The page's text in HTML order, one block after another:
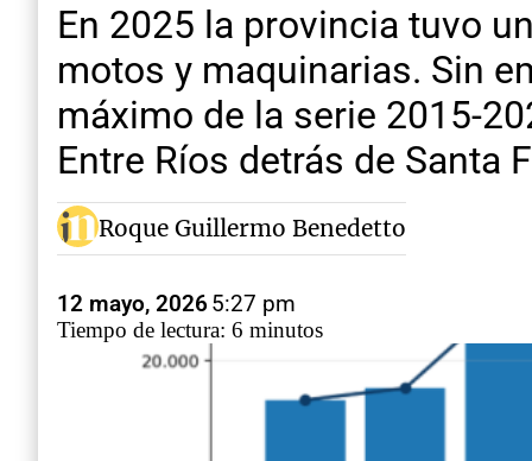
En 2025 la provincia tuvo
motos y maquinarias. Sin
máximo de la serie 2015-
Entre Ríos detrás de Santa
Roque Guillermo Benedetto
12 mayo, 20265:27 pm
Tiempo de lectura: 6 minutos